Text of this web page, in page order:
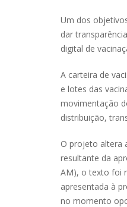
Um dos
dar
digital de
A carteira de
e lotes das
movimentação
distribuição,
O projeto altera
resultante da
AM), o texto foi
apresentada à
no momento